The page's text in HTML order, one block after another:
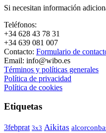
Si necesitan información
Teléfonos:
+34 628 43 78 31
+34 639 081 007
Contacto: Formulario de
Email: info@wibo.es
Términos y políticas generales
Política de privacidad
Política de cookies
Etiquetas
3febprat 3x3 Aikitas